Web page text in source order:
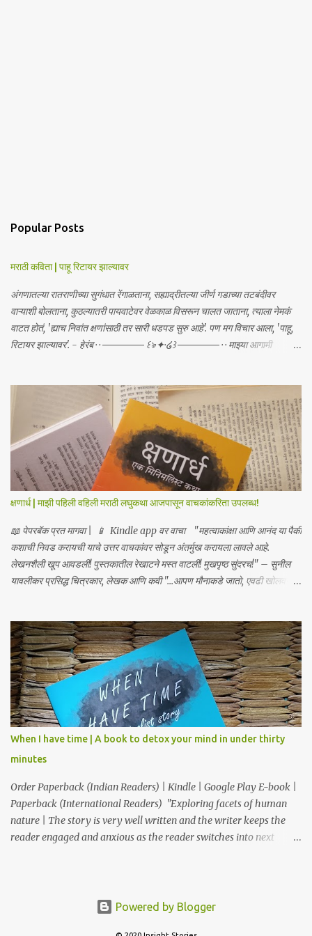
Popular Posts
मराठी कविता | पाहू रिटायर झाल्यावर
अंगणातल्या रातराणीच्या सुगंधात रेंगाळताना, सह्याद्रीतल्या जीर्ण गडाच्या तटबंदीवर
वाऱ्याशी बोलताना, कुठल्यातरी पायवाटेवर वेळकाळ विसरून चालत जाताना, त्याला नेमकं
वाटत होतं, 'ह्याच निवांत क्षणांसाठी तर सारी धडपड सुरु आहे'. पण मग विचार आला, 'पाहू,
रिटायर झाल्यावर'. - हेरंब · · ────── ꒰ঌ·✦·໒꒱ ────── · · माझ्या आगामी
क्षणार्ध | माझी पहिली वहिली मराठी लघुकथा आजपासून वाचकांकरिता उपलब्ध!
📖 पेपरबॅक प्रत मागवा | 📱 Kindle app वर वाचा "महत्वाकांक्षा आणि आनंद या पैकी
कशाची निवड करायची याचे उत्तर वाचकांवर सोडून अंतर्मुख करायला लावले आहे.
लेखनशैली खूप आवडली! पुस्तकातील रेखाटने मस्त वाटली! मुखपृष्ठ सुंदरच!" – सुनील
यावलीकर प्रसिद्ध चित्रकार, लेखक आणि कवी "...आपण मौनाकडे जातो, एवढी खोलवर
ते अत्यंत आवडले. आपल्या ग्रंथालयात या पुस्तकाचा समावेश करावा असे मला नक्कीच
वाटते." – डॉ. अनुत्तरा शाह “भावनांचा खोलवर केलेला विचार आणि मांडणीतील
शब्दप्रमाण अतुलनीय आहे.” – डॉ. प्रणव प्रभू, लेखक आणि कवी "ही कथा आपल्याला
साचेबद्ध जीवनाच्या भावविश्वात नेते आणि या निरस जीवनप्रणालीबद्दल विचार करायला भाग
पाडते!" –सुजय खलाटे, लेखक ‘माणदेशाच्या वाटेवर’ "Carpe Diem! Beautiful
read! This book makes us, readers, aware of living in the present,
moment." – Rupali S. आजपासून वाचकांकर...
When I have time | A book to detox your mind in under thirty
minutes
Order Paperback (Indian Readers) | Kindle | Google Play E-book |
Paperback (International Readers) "Exploring facets of human
nature | The story is very well written and the writer keeps the
reader engaged and anxious as the reader switches into next
you through the realization ride “time is slippery, no one can have
Powered by Blogger